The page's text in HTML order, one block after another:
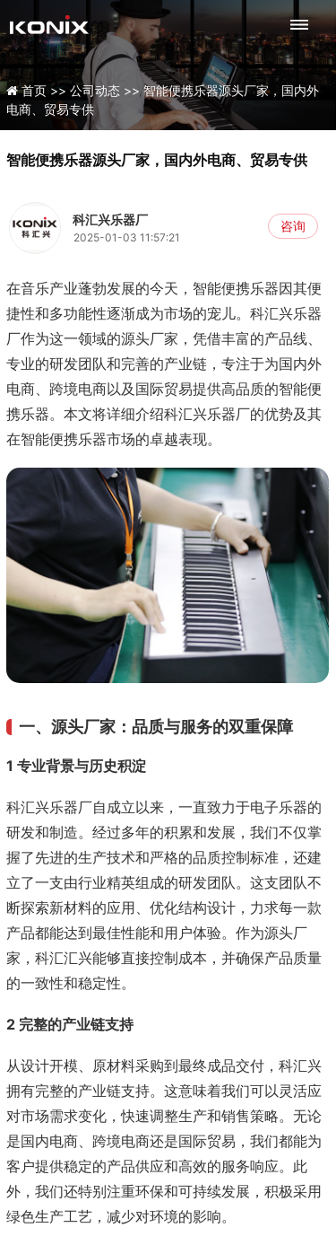
首页 >> 公司动态 >>智能便携乐器源头厂家，国内外
电商、贸易专供
智能便携乐器源头厂家，国内外电商、贸易专供
2025-01-03 11:57:21
科汇兴乐器厂
在音乐产业蓬勃发展的今天，智能便携乐器因其便
捷性和多功能性逐渐成为市场的宠儿。科汇兴乐器
厂作为这一领域的源头厂家，凭借丰富的产品线、
专业的研发团队和完善的产业链，专注于为国内外
电商、跨境电商以及国际贸易提供高品质的智能便
携乐器。本文将详细介绍科汇兴乐器厂的优势及其
在智能便携乐器市场的卓越表现。
一、源头厂家：品质与服务的双重保障
1 专业背景与历史积淀
科汇兴乐器厂自成立以来，一直致力于电子乐器的
研发和制造。经过多年的积累和发展，我们不仅掌
握了先进的生产技术和严格的品质控制标准，还建
立了一支由行业精英组成的研发团队。这支团队不
断探索新材料的应用、优化结构设计，力求每一款
产品都能达到最佳性能和用户体验。作为源头厂
家，科汇汇兴能够直接控制成本，并确保产品质量
的一致性和稳定性。
2 完整的产业链支持
从设计开模、原材料采购到最终成品交付，科汇兴
拥有完整的产业链支持。这意味着我们可以灵活应
对市场需求变化，快速调整生产和销售策略。无论
是国内电商、跨境电商还是国际贸易，我们都能为
客户提供稳定的产品供应和高效的服务响应。此
外，我们还特别注重环保和可持续发展，积极采用
绿色生产工艺，减少对环境的影响。
咨询